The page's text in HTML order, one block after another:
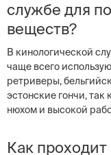
службе для
веществ?
В кинологической
чаще всего
ретриверы,
эстонские гончи,
нюхом и высокой
Как проходит